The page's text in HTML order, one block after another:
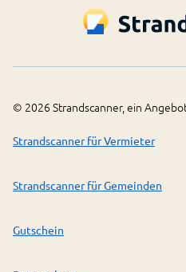
© 2026 Strandscanner, ein
Strandscanner für Vermieter
Strandscanner für Gemeinden
Gutschein